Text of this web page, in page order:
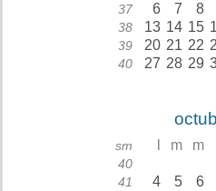
37 6 7 8
38 13 14 15
39 20 21 22
40 27 28 29
sm m m
40
41 4 5 6